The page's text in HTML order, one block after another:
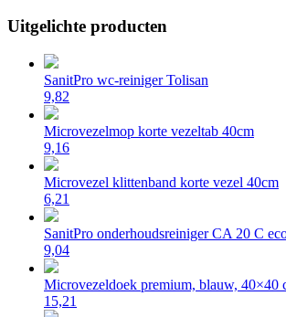
Uitgelichte producten
SanitPro wc-reiniger Tolisan
9,82
Microvezelmop korte vezeltab 40cm
9,16
Microvezel klittenband korte vezel 40cm
6,21
SanitPro onderhoudsreiniger CA 20 C
9,04
Microvezeldoek premium, blauw, 40×40
15,21